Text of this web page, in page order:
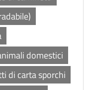
domestici
di carta sporchi